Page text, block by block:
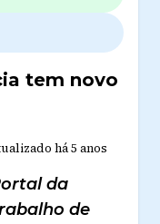
tem novo
há 5 anos
da
de